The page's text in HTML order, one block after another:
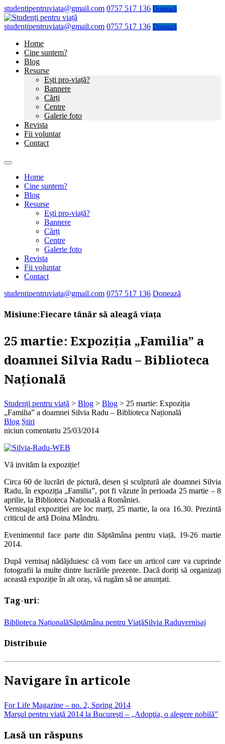
studentipentruviata@gmail.com 0757 517 136 Donează
studentipentruviata@gmail.com 0757 517 136 Donează
Home
Cine suntem?
Blog
Resurse
Ești pro-viață?
Bannere
Cărți
Centre
Galerie foto
Revista
Fii voluntar
Contact
Home
Cine suntem?
Blog
Resurse
Ești pro-viață?
Bannere
Cărți
Centre
Galerie foto
Revista
Fii voluntar
Contact
studentipentruviata@gmail.com 0757 517 136 Donează
Misiune:Fiecare tânăr să aleagă viața
25 martie: Expoziția „Familia” a
doamnei Silvia Radu – Biblioteca
Națională
Studenți pentru viață > Blog > Blog > 25 martie: Expoziția
„Familia” a doamnei Silvia Radu – Biblioteca Națională
Blog Știri
niciun comentariu 25/03/2014
Vă invităm la expoziție!
Circa 60 de lucrări de pictură, desen și sculptură ale doamnei Silvia
Radu, în expoziția „Familia”, pot fi văzute în perioada 25 martie – 8
aprilie, la Biblioteca Națională a României.
Vernisajul expoziției are loc marți, 25 martie, la ora 16.30. Prezintă
criticul de artă Doina Mândru.
Evenimentul face parte din Săptămâna pentru viață, 19-26 martie
2014.
După vernisaj nădăjduiesc că vom face un articol care va cuprinde
fotografii la multe dintre lucrările prezente. Dacă doriți să organizați
această expoziție în alt oraș, vă rugăm să ne anunțati.
Tag-uri:
Biblioteca NaționalăSăptămâna pentru ViaţăSilvia Raduvernisaj
Distribuie
Navigare în articole
For Life Magazine – no. 2, Spring 2014
Marşul pentru viaţă 2014 la Bucureşti – „Adopţia, o alegere nobilă”
Lasă un răspuns